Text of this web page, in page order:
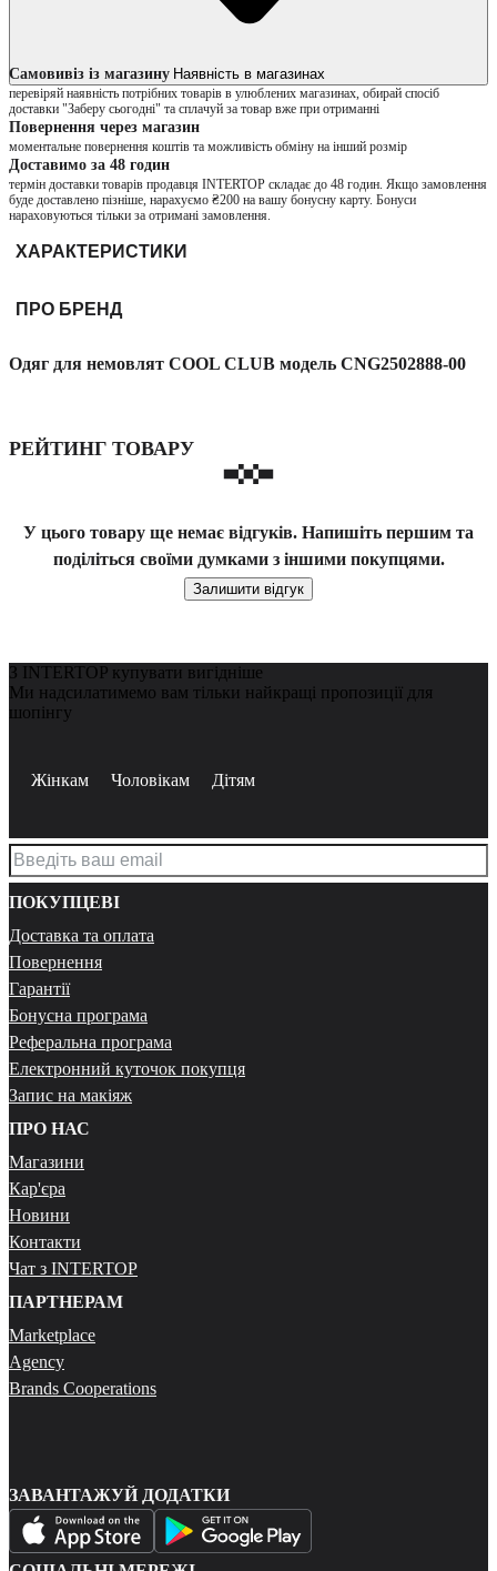
Наявність в магазинах
Самовивіз із магазину
перевіряй наявність потрібних товарів в улюблених магазинах, обирай спосіб
доставки "Заберу сьогодні" та сплачуй за товар вже при отриманні
Повернення через магазин
моментальне повернення коштів та можливість обміну на інший розмір
Доставимо за 48 годин
термін доставки товарів продавця INTERTOP складає до 48 годин. Якщо замовлення
буде доставлено пізніше, нарахуємо ₴200 на вашу бонусну карту. Бонуси
нараховуються тільки за отримані замовлення.
ХАРАКТЕРИСТИКИ
ПРО БРЕНД
Одяг для немовлят COOL CLUB модель CNG2502888-00
РЕЙТИНГ ТОВАРУ
У цього товару ще немає відгуків. Напишіть першим та
поділіться своїми думками з іншими покупцями.
Залишити відгук
З INTERTOP купувати вигідніше
Ми надсилатимемо вам тільки найкращі пропозиції для
шопінгу
Жінкам Чоловікам Дітям
ПОКУПЦЕВІ
Доставка та оплата
Повернення
Гарантії
Бонусна програма
Реферальна програма
Електронний куточок покупця
Запис на макіяж
ПРО НАС
Магазини
Кар'єра
Новини
Контакти
Чат з INTERTOP
ПАРТНЕРАМ
Marketplace
Agency
Brands Cooperations
ЗАВАНТАЖУЙ ДОДАТКИ